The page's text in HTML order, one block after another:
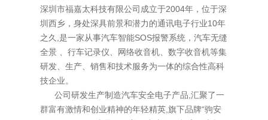
深圳市福嘉太科技有限公司成立于2004年，位于深
圳西乡，身处深具前景和潜力的通讯电子行业10年
之久,是一家从事汽车智能SOS报警系统，汽车无缝
全景 、行车记录仪、网络收音机、数字收音机等集
研发、生产、销售和技术服务为一体的综合性高科
技企业。
公司研发生产制造汽车安全电子产品,汇聚了一
群富有激情和创业精神的年轻精英,旗下品牌“驹安